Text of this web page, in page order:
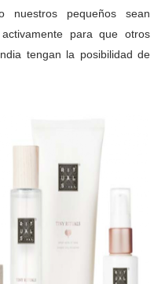
nuestros pequeños sean
para que otros
tengan la posibilidad de